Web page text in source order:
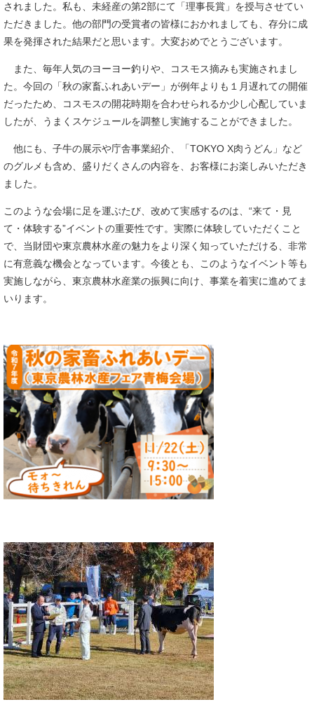
されました。私も、未経産の第2部にて「理事長賞」を授与させてい
ただきました。他の部門の受賞者の皆様におかれましても、存分に成
果を発揮された結果だと思います。大変おめでとうございます。
また、毎年人気のヨーヨー釣りや、コスモス摘みも実施されまし
た。今回の「秋の家畜ふれあいデー」が例年よりも１月遅れての開催
だったため、コスモスの開花時期を合わせられるか少し心配していま
したが、うまくスケジュールを調整し実施することができました。
他にも、子牛の展示や庁舎事業紹介、「TOKYO X肉うどん」など
のグルメも含め、盛りだくさんの内容を、お客様にお楽しみいただき
ました。
このような会場に足を運ぶたび、改めて実感するのは、“来て・見
て・体験する”イベントの重要性です。実際に体験していただくこと
で、当財団や東京農林水産の魅力をより深く知っていただける、非常
に有意義な機会となっています。今後とも、このようなイベント等も
実施しながら、東京農林水産業の振興に向け、事業を着実に進めてま
いります。